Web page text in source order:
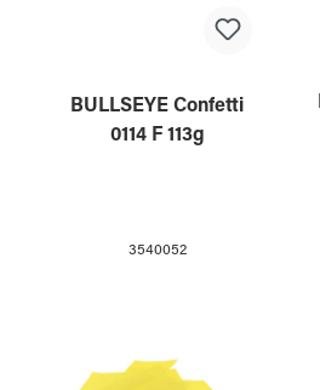
BULLSEYE Confetti
0114 F 113g
3540052